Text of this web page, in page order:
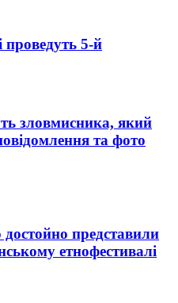
проведуть 5-й
зловмисника, який
та фото
достойно представили
етнофестивалі